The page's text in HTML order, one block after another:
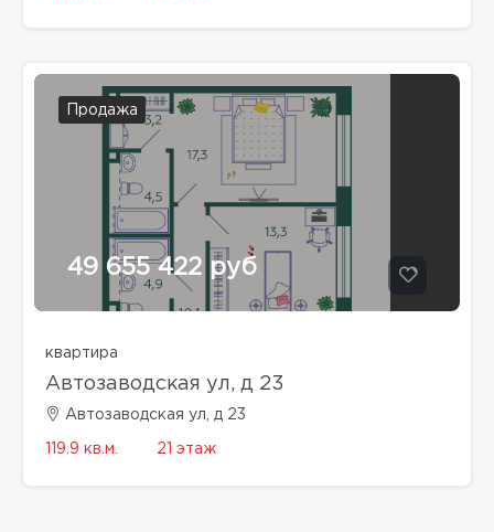
Продажа
49 655 422 руб
квартира
Автозаводская ул, д 23
Автозаводская ул, д 23
119.9 кв.м. 21 этаж